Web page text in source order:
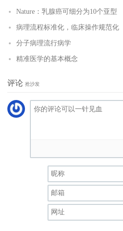
Nature：乳腺癌可细分为10个亚型
病理流程标准化，临床操作规范化
分子病理流行病学
精准医学的基本概念
评论 抢沙发